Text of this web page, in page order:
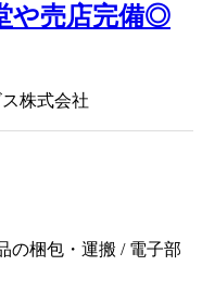
や売店完備◎
株式会社
の梱包・運搬 / 電子部